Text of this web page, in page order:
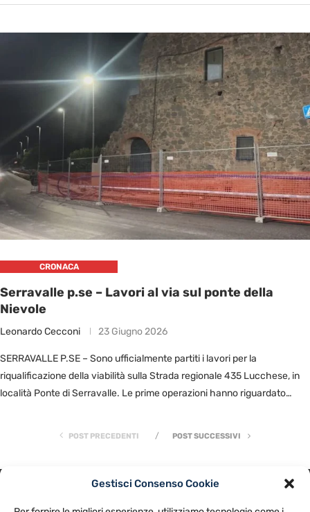
Gestisci Consenso Cookie
CRONACA
Serravalle p.se – Lavori al via sul ponte della
Nievole
Leonardo Cecconi 23 Giugno 2026
SERRAVALLE P.SE – Sono ufficialmente partiti i lavori per la
riqualificazione della viabilità sulla Strada regionale 435 Lucchese, in
località Ponte di Serravalle. Le prime operazioni hanno riguardato
POST PRECEDENTI POST SUCCESSIVI